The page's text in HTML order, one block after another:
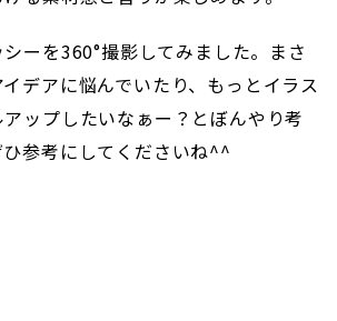
ーを360°撮影してみました。まさ
デアに悩んでいたり、もっとイラス
ップしたいなぁー？とぼんやり考
参考にしてくださいね^^